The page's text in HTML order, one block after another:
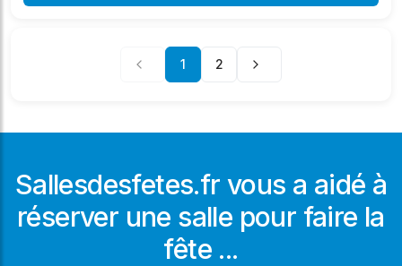
1 2
Sallesdesfetes.fr vous a aidé à
réserver une salle pour faire la
fête ...